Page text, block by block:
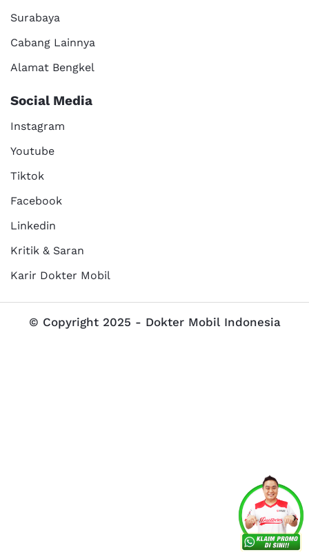
Surabaya
Cabang Lainnya
Alamat Bengkel
Social Media
Instagram
Youtube
Tiktok
Facebook
Linkedin
Kritik & Saran
Karir Dokter Mobil
© Copyright 2025 - Dokter Mobil Indonesia